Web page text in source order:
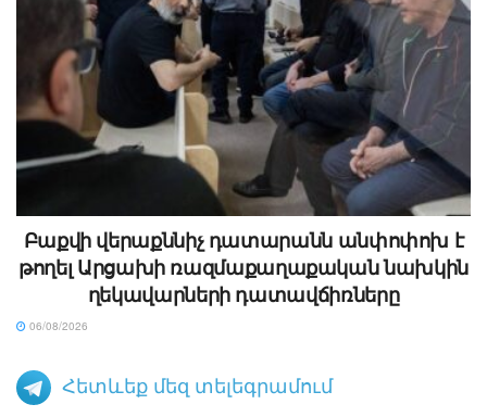
Բաքվի վերաքննիչ դատարանն անփոփոխ է
թողել Արցախի ռազմաքաղաքական նախկին
ղեկավարների դատավճիռները
06/08/2026
Հետևեք մեզ տելեգրամում